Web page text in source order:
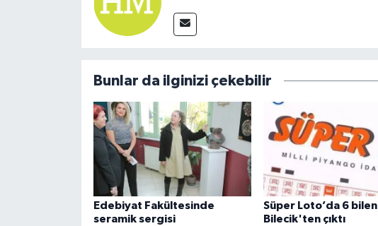
Bunlar da ilginizi çekebilir
Edebiyat Fakültesinde
seramik sergisi
Süper Loto’da 6 bilen
Bilecik'ten çıktı